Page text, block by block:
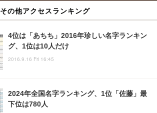
その他アクセスランキング
4位は「あちち」2016年珍しい名字ランキン
グ、1位は10人だけ
2016.9.16 Fri 16:45
2024年全国名字ランキング、1位「佐藤」最
下位は780人